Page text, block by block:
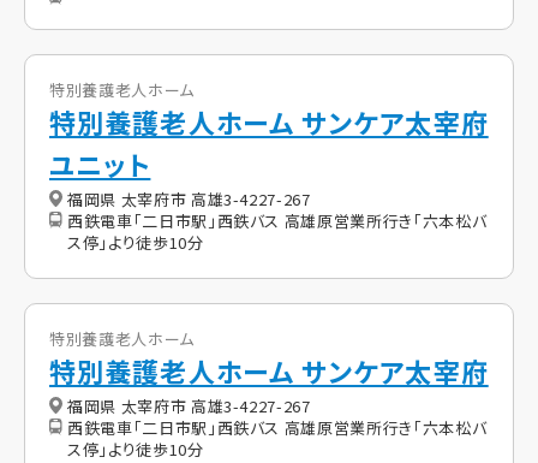
特別養護老人ホーム
特別養護老人ホーム サンケア太宰府
ユニット
福岡県 太宰府市 高雄3-4227-267
西鉄電車「二日市駅」西鉄バス 高雄原営業所行き「六本松バ
ス停」より徒歩10分
特別養護老人ホーム
特別養護老人ホーム サンケア太宰府
福岡県 太宰府市 高雄3-4227-267
西鉄電車「二日市駅」西鉄バス 高雄原営業所行き「六本松バ
ス停」より徒歩10分